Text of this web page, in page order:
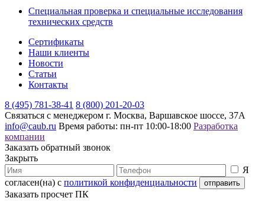
Специальная проверка и специальные исследования
технических средств
Сертификаты
Наши клиенты
Новости
Статьи
Контакты
8 (495) 781-38-41 8 (800) 201-20-03
Связаться с менеджером г. Москва, Варшавское шоссе, 37А
info@caub.ru Время работы: пн-пт 10:00-18:00 Разработка
компании
Заказать обратный звонок
Закрыть
Я
согласен(на) с политикой конфиденциальности
Заказать просчет ПК